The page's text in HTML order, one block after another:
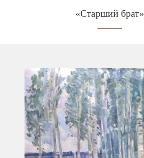
«Старший брат»